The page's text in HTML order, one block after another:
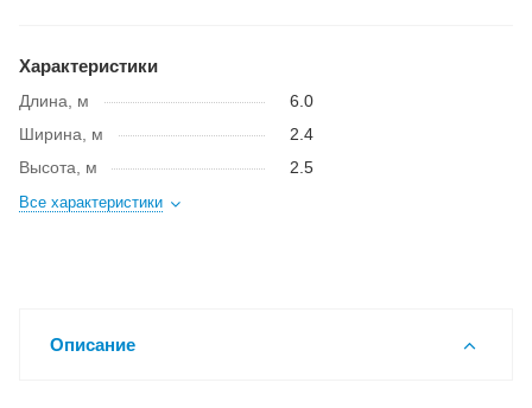
Характеристики
Длина, м
6.0
Ширина, м
2.4
Высота, м
2.5
Все характеристики
Описание